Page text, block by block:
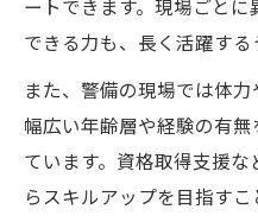
警備の仕事で活
警備員デビュー
未経験から警備
交通誘導や施設警備
交通誘導警備の
ートできます。現場ごと
できる力も、長く活躍する
また、警備の現場では体力
幅広い年齢層や経験の有
ています。資格取得支援
らスキルアップを目指す